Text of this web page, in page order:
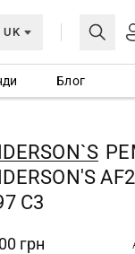
UK
МОЯ
Ще не
СТВОРИТИ
Блог
C3
грн